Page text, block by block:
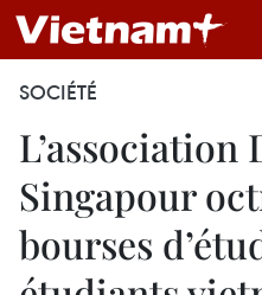
SOCIÉTÉ
L’association
Singapour
bourses